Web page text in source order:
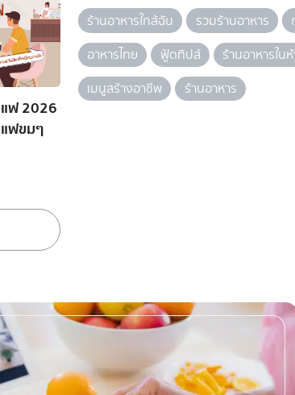
ฟ 2026
ฟขมๆ
ร้านอาหารใกล้ฉัน
รวมร้านอาหาร
อาหารไทย
ฟู้ดทิปส์
ร้านอาหารใน
เมนูสร้างอาชีพ
ร้านอาหาร